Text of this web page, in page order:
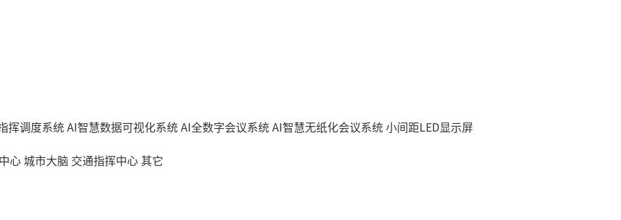
挥调度系统AI智慧数据可视化系统AI全数字会议系统AI智慧无纸化会议系统小间距LED显示屏
心城市大脑 交通指挥中心其它